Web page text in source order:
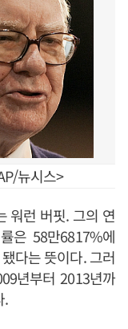
뉴시스>
워런 버핏. 그의 연
은 58만6817%에
다는 뜻이다. 그러
년부터 2013년까
.